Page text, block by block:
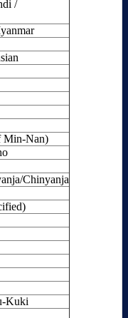
/
Min-Nan)
Chinyanja
Kuki